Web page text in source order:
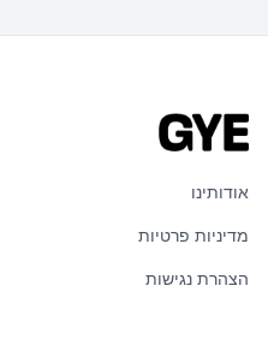
אודותינו
מדיניות פרטיות
הצהרת נגישות